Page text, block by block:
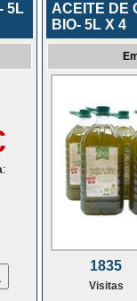
5L
:
ACEITE DE
BIO- 5L X 4
1835
Visitas